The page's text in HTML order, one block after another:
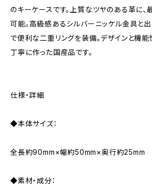
のキーケースです。上質なツヤのある革に
可能。高級感あるシルバーニッケル金具と
で便利な二重リングを装備。デザインと機
丁寧に作った国産品です。
仕様・詳細
◆本体サイズ：
全長約90mm×幅約50mm×奥行約25mm
◆素材・成分：